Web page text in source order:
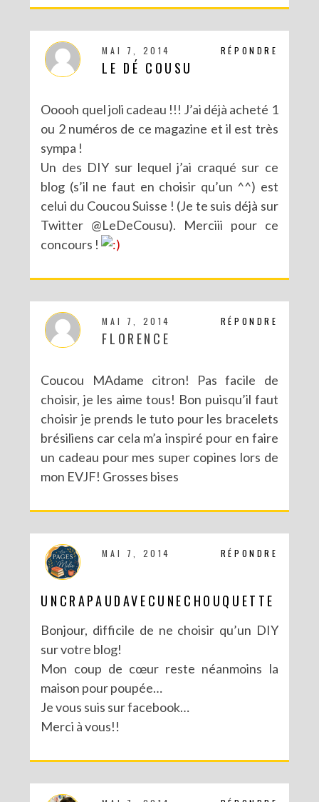
CONCOURS : UN KIT DIY LOVE BIRDS À GAGNER POUR LA SAINT VALENTIN
NOUVEAU BLOG POUR DE NOUVELLES (EN)VIES
MA PARTICIPATION À LA BATTLE FUSE CREATIVITY SYSTEM DE FISKARS
RÉPONDRE
MAI 7, 2014
LE DÉ COUSU
Ooooh quel joli cadeau !!! J’ai déjà acheté 1
ou 2 numéros de ce magazine et il est très
sympa !
Un des DIY sur lequel j’ai craqué sur ce
blog (s’il ne faut en choisir qu’un ^^) est
celui du Coucou Suisse ! (Je te suis déjà sur
Twitter @LeDeCousu). Merciii pour ce
concours !
RÉPONDRE
MAI 7, 2014
FLORENCE
Coucou MAdame citron! Pas facile de
choisir, je les aime tous! Bon puisqu’il faut
choisir je prends le tuto pour les bracelets
brésiliens car cela m’a inspiré pour en faire
un cadeau pour mes super copines lors de
mon EVJF! Grosses bises
RÉPONDRE
MAI 7, 2014
UNCRAPAUDAVECUNECHOUQUETTE
Bonjour, difficile de ne choisir qu’un DIY
sur votre blog!
Mon coup de cœur reste néanmoins la
maison pour poupée…
Je vous suis sur facebook…
Merci à vous!!